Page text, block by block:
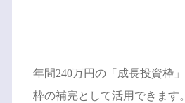
年間240万円の「成長投資枠
枠の補完として活用できます。